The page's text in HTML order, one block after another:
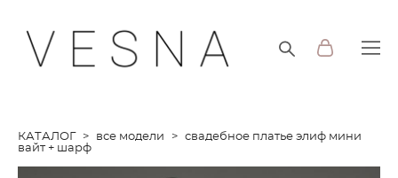
КАТАЛОГ > все модели >
свадебное платье элиф мини
вайт + шарф